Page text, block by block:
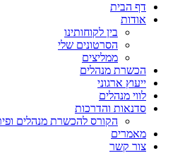
דף הבית
אודות
בין לקוחותינו
הסרטונים שלי
ממליצים
הכשרת מנהלים
ייעוץ ארגוני
לווי מנהלים
סדנאות והדרכות
הקורס להכשרת מנהלים
מאמרים
צור קשר